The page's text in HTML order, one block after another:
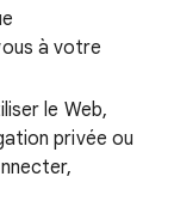
à votre
le Web,
privée ou